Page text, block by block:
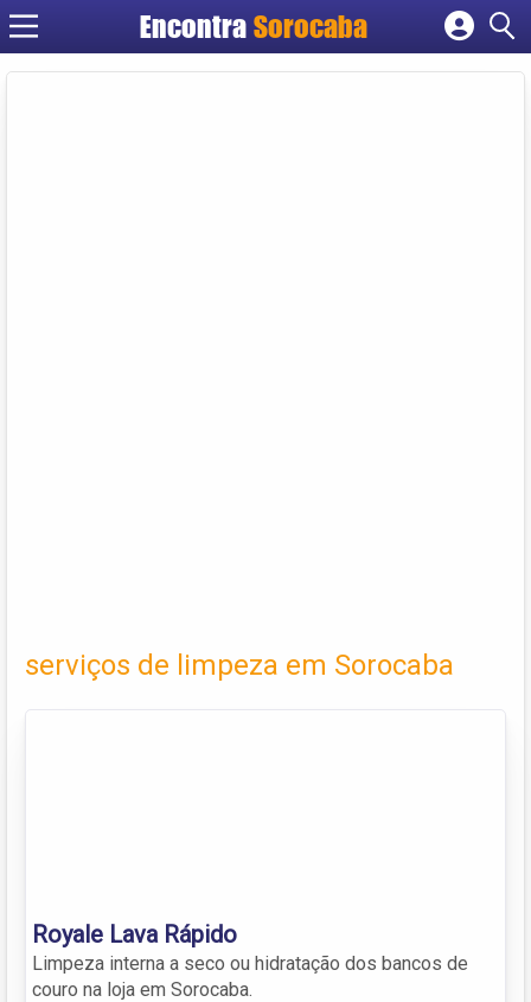
EncontraSorocaba
Cadastrar empresa
serviços de limpeza em Sorocaba
Royale Lava Rápido
Limpeza interna a seco ou hidratação dos bancos de
couro na loja em Sorocaba.